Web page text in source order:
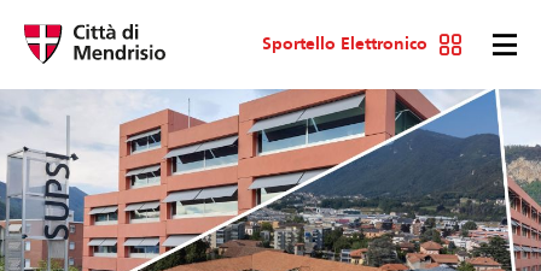
Sportello Elettronico